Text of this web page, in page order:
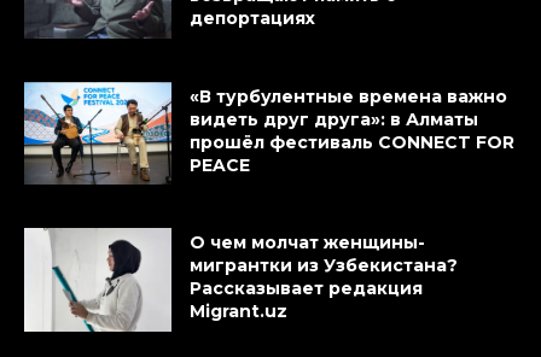
депортациях
«В турбулентные времена важно
видеть друг друга»: в Алматы
прошёл фестиваль CONNECT FOR
PEACE
О чем молчат женщины-
мигрантки из Узбекистана?
Рассказывает редакция
Migrant.uz